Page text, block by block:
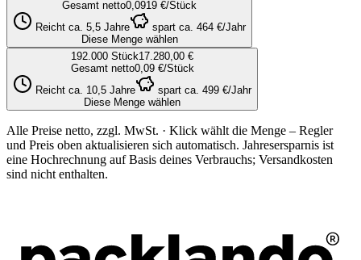
Gesamt netto0,0919 €/Stück
Reicht ca. 5,5 Jahre spart ca. 464 €/Jahr
Diese Menge wählen
192.000 Stück17.280,00 €
Gesamt netto0,09 €/Stück
Reicht ca. 10,5 Jahre spart ca. 499 €/Jahr
Diese Menge wählen
Alle Preise netto, zzgl. MwSt. · Klick wählt die Menge – Regler
und Preis oben aktualisieren sich automatisch. Jahresersparnis ist
eine Hochrechnung auf Basis deines Verbrauchs; Versandkosten
sind nicht enthalten.